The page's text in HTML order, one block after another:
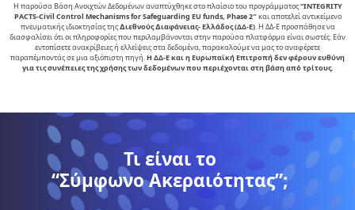
Η παρούσα Βάση Ανοιχτών Δεδομένων αναπτύχθηκε στο πλαίσιο του προγράμματος“INTEGRITY
PACTS-Civil Control Mechanisms for Safeguarding EU funds, Phase 2″και αποτελεί αντικείµενο
πνευµατικής ιδιοκτησίας της∆ιεθνούς ∆ιαφάνειας- Ελλάδος (ΔΔ-Ε). Η ΔΔ-Ε προσπάθησε να
διασφαλίσει ότι οι πληροφορίες που περιλαμβάνονται στην παρούσα πλατφόρμα είναι σωστές. Εάν
εντοπίσετε ανακρίβειες ή ελλείψεις στα δεδομένα, παρακαλούμε να μας το αναφέρετε
παραπέμποντάς σε μια αξιόπιστη πηγή.Η ΔΔ-Ε και η Ευρωπαϊκή Επιτροπή δεν φέρουν ευθύνη
για τις συνέπειες της χρήσης των δεδομένων που περιέχονται στη βάση από τρίτους.
Τι είναι το
“Σύμφωνο Ακεραιότητας”;